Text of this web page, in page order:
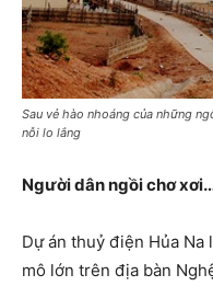
Sau vẻ hào nhoáng của những
nỗi lo lắng
Người dân ngồi chơ
Dự án thuỷ điện Hủa
mô lớn trên địa bàn